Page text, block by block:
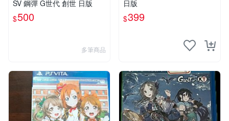
SV 鋼彈 G世代 創世 日版
$500
多筆商品
日版
$399